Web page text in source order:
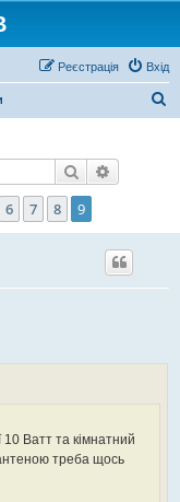
Вхід
Реєстрація
Пошук
6 7 8 9
Ватт та кімнатний
треба щось